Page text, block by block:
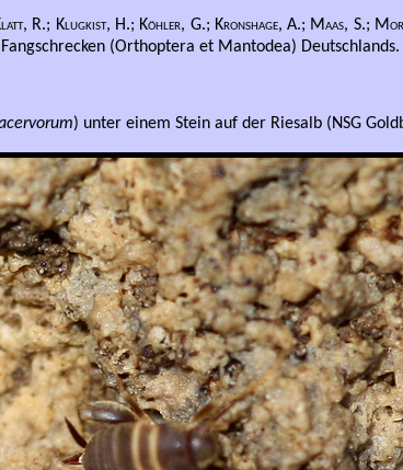
R.; Klugkist, H.; Köhler, G.; Kronshage, A.; Maas, S.;
(Orthoptera et Mantodea)
) unter einem Stein auf der Riesalb (NSG